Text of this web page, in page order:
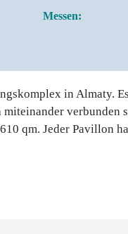
Messen:
in Almaty.
verbunden
qm. Jeder Pavillon